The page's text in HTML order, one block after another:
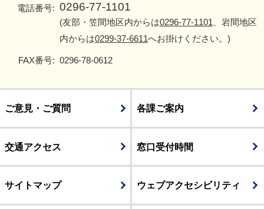
電話番号: 0296-77-1101
(友部・笠間地区内からは0296-77-1101 、岩間地区
内からは0299-37-6611へお掛けください。)
FAX番号: 0296-78-0612
ご意見・ご質問 各課ご案内
交通アクセス 窓口受付時間
サイトマップ ウェブアクセシビリティ